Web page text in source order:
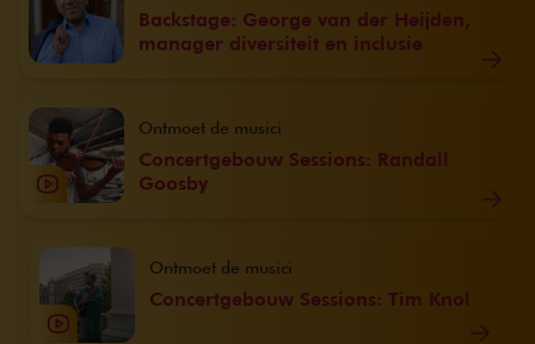
Backstage: George van der Heijden,
manager diversiteit en inclusie
Concertgebouw Sessions: Randall
Goosby
Ontmoet de musici
Concertgebouw Sessions: Tim Knol
Ontmoet de musici